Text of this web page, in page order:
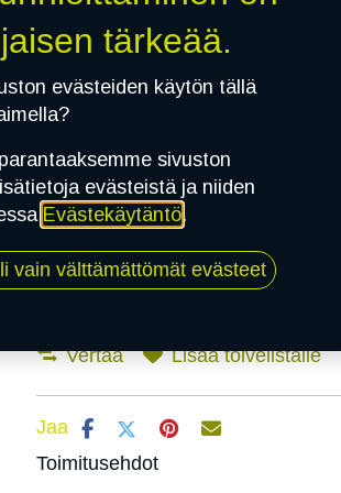
Mikäli valitset asennuksen, pääset
EI ASENNUSTA
Lisää
Vertaa Lisää toivelistalle
Jaa
Toimitusehdot
tärkeää.
evästeiden käytön tällä
sivuston
evästeistä ja niiden
Evästekäytäntö.
vain välttämättömät evästeet